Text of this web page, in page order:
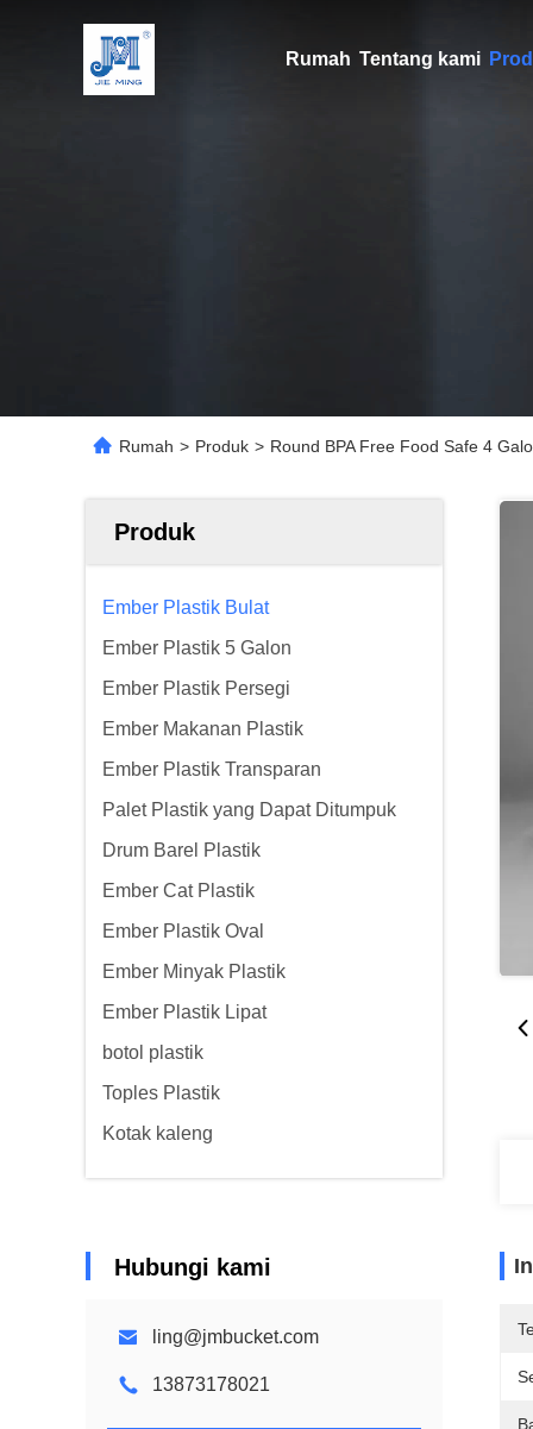
Rumah Tentang kami
Rumah > Produk > Round BPA Free Food Safe 4
Produk
Ember Plastik Bulat
Ember Plastik 5 Galon
Ember Plastik Persegi
Ember Makanan Plastik
Ember Plastik Transparan
Palet Plastik yang Dapat Ditumpuk
Drum Barel Plastik
Ember Cat Plastik
Ember Plastik Oval
Ember Minyak Plastik
Ember Plastik Lipat
botol plastik
Toples Plastik
Kotak kaleng
Hubungi kami
ling@jmbucket.com
13873178021